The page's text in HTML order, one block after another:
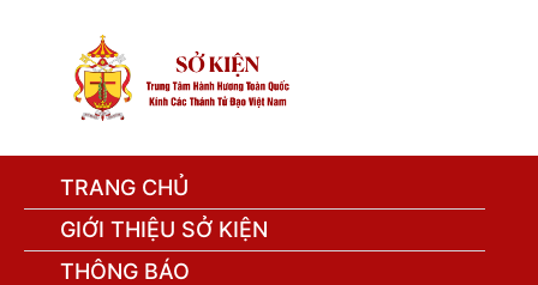
TRANG CHỦ
GIỚI THIỆU SỞ KIỆN
THÔNG BÁO